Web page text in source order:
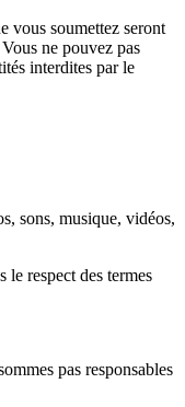
vous soumettez seront
ne pouvez pas
interdites par le
sons, musique, vidéos,
respect des termes
pas responsables